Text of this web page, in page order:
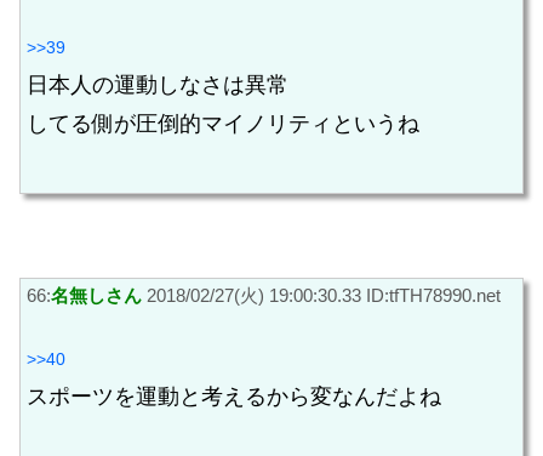
>>39
日本人の運動しなさは異常
してる側が圧倒的マイノリティというね
66:名無しさん 2018/02/27(火) 19:00:30.33 ID:tfTH78990.net
>>40
スポーツを運動と考えるから変なんだよね